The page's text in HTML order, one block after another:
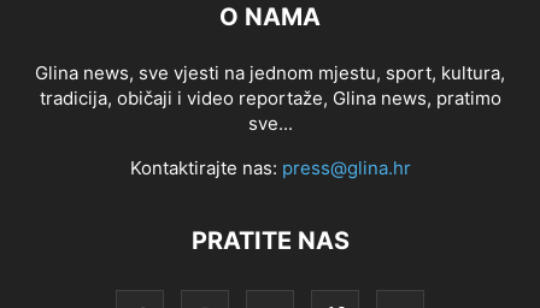
O NAMA
Glina news, sve vjesti na jednom mjestu, sport, kultura,
tradicija, običaji i video reportaže, Glina news, pratimo
sve...
Kontaktirajte nas: press@glina.hr
PRATITE NAS